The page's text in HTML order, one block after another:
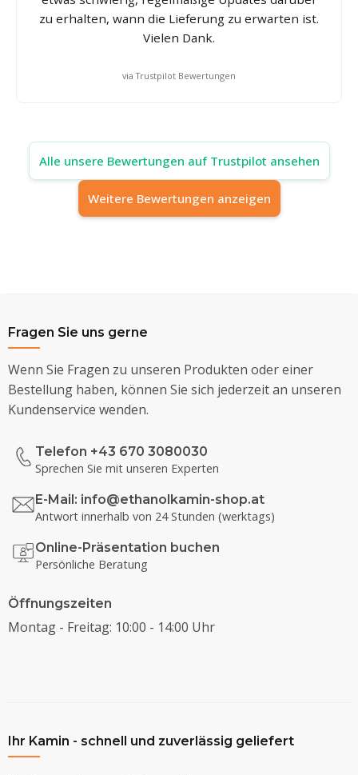
zu erhalten, wann die Lieferung zu erwarten ist.
Vielen Dank.
via Trustpilot Bewertungen
Alle unsere Bewertungen auf Trustpilot ansehen
Weitere Bewertungen anzeigen
Fragen Sie uns gerne
Wenn Sie Fragen zu unseren Produkten oder einer
Bestellung haben, können Sie sich jederzeit an unseren
Kundenservice wenden.
Telefon +43 670 3080030
Sprechen Sie mit unseren Experten
E-Mail: info@ethanolkamin-shop.at
Antwort innerhalb von 24 Stunden (werktags)
Online-Präsentation buchen
Persönliche Beratung
Öffnungszeiten
Montag - Freitag: 10:00 - 14:00 Uhr
Ihr Kamin - schnell und zuverlässig geliefert